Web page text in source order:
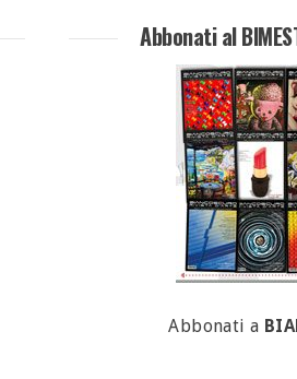
Abbonati al
Abbonati a